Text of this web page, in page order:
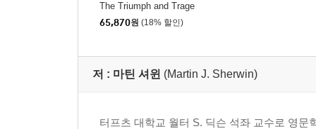
The Triumph and Trage
dy of J. Robert Oppenh
eimer
65,870원 (18% 할인)
저 : 마틴 셔윈 (Martin J. Sherwin)
터프츠 대학교 월터 S. 딕슨 석좌 교수로 영